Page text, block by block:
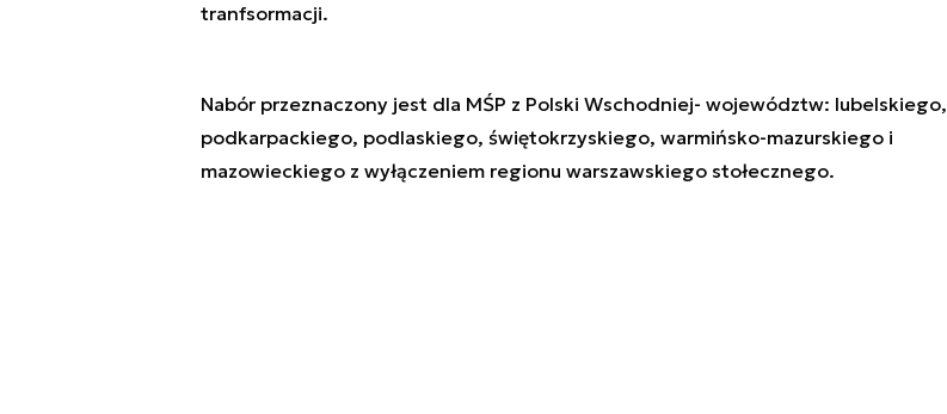
tranfsormacji.
Nabór przeznaczony jest dla MŚP z Polski Wschodniej- województw: lubelskiego,
podkarpackiego, podlaskiego, świętokrzyskiego, warmińsko-mazurskiego i
mazowieckiego z wyłączeniem regionu warszawskiego stołecznego.